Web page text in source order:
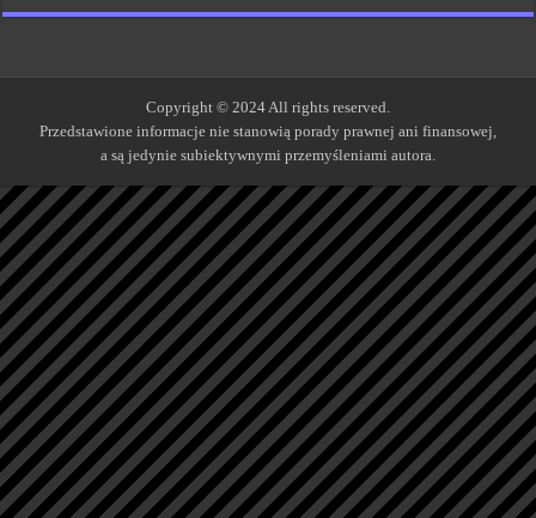
Copyright © 2024 All rights reserved.
Przedstawione informacje nie stanowią porady prawnej ani finansowej,
a są jedynie subiektywnymi przemyśleniami autora.